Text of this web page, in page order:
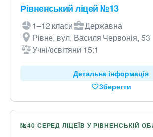
Рівненський ліцей №13
1–12 класи
Державна
Рівне, вул. Василя Червонія, 53
Учні/освітяни 15:1
Детальна інформація
Зберегти
№40 СЕРЕД ЛІЦЕЇВ У РІВНЕНСЬКІЙ